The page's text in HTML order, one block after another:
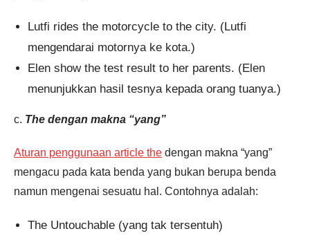
Lutfi rides the motorcycle to the city. (Lutfi
mengendarai motornya ke kota.)
Elen show the test result to her parents. (Elen
menunjukkan hasil tesnya kepada orang tuanya.)
c. The dengan makna “yang”
Aturan penggunaan article the dengan makna “yang”
mengacu pada kata benda yang bukan berupa benda
namun mengenai sesuatu hal. Contohnya adalah:
The Untouchable (yang tak tersentuh)